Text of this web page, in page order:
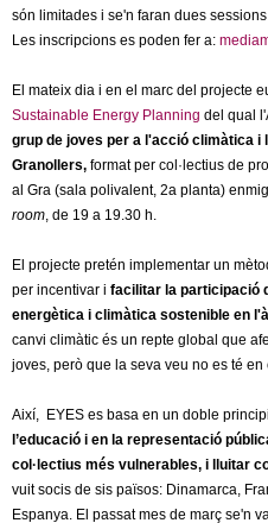
s
són limitades i se'n faran dues
Les inscripcions es poden fer a:
El mateix dia i en el marc del projecte
Sustainable Energy Planning del qual
grup de joves per a l'acció climàtica i
Granollers, format per col·lectius de
al Gra (sala polivalent, 2a planta)
room, de 19 a 19.30 h.
El projecte pretén implementar un
per incentivar i facilitar la participació
energètica i climàtica sostenible en
canvi climàtic és un repte global que
joves, però que la seva veu no es té
Així, EYES es basa en un doble
l’educació i en la representació
col·lectius més vulnerables, i lluitar
vuit socis de sis països: Dinamarca,
Espanya. El passat mes de març se'n